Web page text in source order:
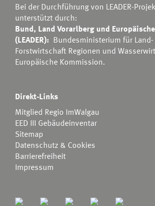
Bei der Durchführung von LEADER-
unterstützt durch:
Bund, Land Vorarlberg und
(LEADER): Bundesministerium für
Forstwirtschaft Regionen und
Europäische Kommission.
Direkt-Links
Mitglied Regio ImWalgau
EED III Gebäudeinventar
Sitemap
Datenschutz & Cookies
Barrierefreiheit
Impressum